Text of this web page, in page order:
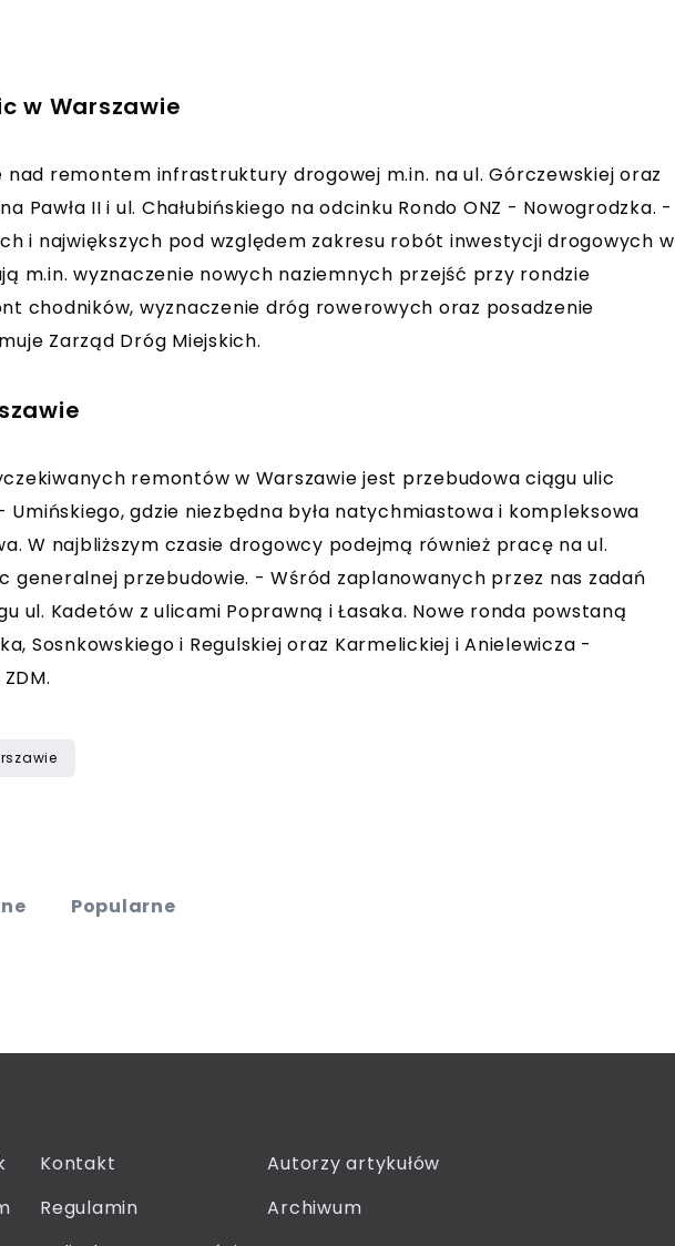
w Warszawie
nad remontem infrastruktury drogowej m.in. na ul. Górczewskiej oraz
Pawła II i ul. Chałubińskiego na odcinku Rondo ONZ - Nowogrodzka. -
i największych pod względem zakresu robót inwestycji drogowych w
m.in. wyznaczenie nowych naziemnych przejść przy rondzie
chodników, wyznaczenie dróg rowerowych oraz posadzenie
Zarząd Dróg Miejskich.
remontów w Warszawie jest przebudowa ciągu ulic
gdzie niezbędna była natychmiastowa i kompleksowa
W najbliższym czasie drogowcy podejmą również pracę na ul.
generalnej przebudowie. - Wśród zaplanowanych przez nas zadań
ul. Kadetów z ulicami Poprawną i Łasaka. Nowe ronda powstaną
Sosnkowskiego i Regulskiej oraz Karmelickiej i Anielewicza -
Popularne
Kontakt
Regulamin
Autorzy artykułów
Archiwum